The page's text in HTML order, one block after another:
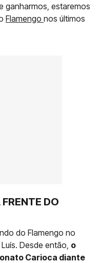
ganharmos, estaremos
Flamengo nos últimos
DO
do Flamengo no
Desde então, o
Carioca diante